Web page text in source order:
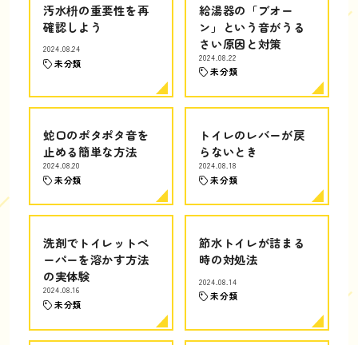
汚水枡の重要性を再
確認しよう
2024.08.24
未分類
給湯器の「ブオー
ン」という音がうる
さい原因と対策
2024.08.22
未分類
蛇口のポタポタ音を
止める簡単な方法
2024.08.20
未分類
トイレのレバーが戻
らないとき
2024.08.18
未分類
洗剤でトイレットペ
ーパーを溶かす方法
の実体験
2024.08.16
未分類
節水トイレが詰まる
時の対処法
2024.08.14
未分類